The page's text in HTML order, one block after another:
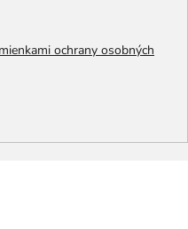
ochrany osobných